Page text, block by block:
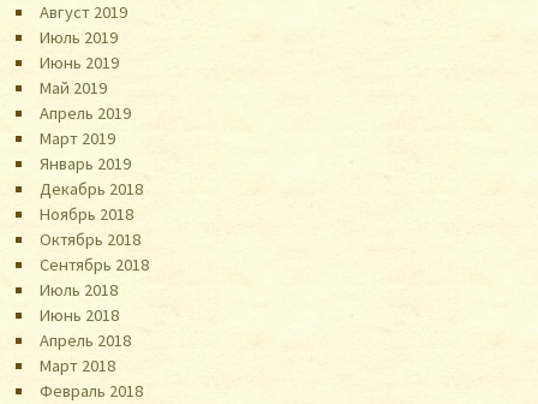
Август 2019
Июль 2019
Июнь 2019
Май 2019
Апрель 2019
Март 2019
Январь 2019
Декабрь 2018
Ноябрь 2018
Октябрь 2018
Сентябрь 2018
Июль 2018
Июнь 2018
Апрель 2018
Март 2018
Февраль 2018